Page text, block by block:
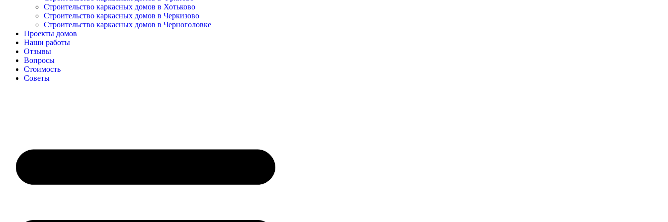
Строительство каркасных домов в Хотьково
Строительство каркасных домов в Черкизово
Строительство каркасных домов в Черноголовке
Проекты домов
Наши работы
Отзывы
Вопросы
Стоимость
Советы